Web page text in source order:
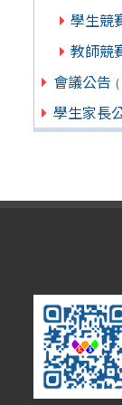
學生競
教師競
會議公告 (
學生家長